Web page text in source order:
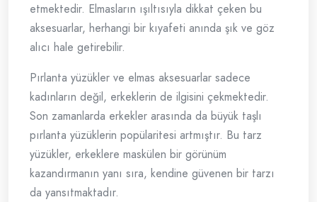
etmektedir. Elmasların ışıltısıyla dikkat çeken bu
aksesuarlar, herhangi bir kıyafeti anında şık ve göz
alıcı hale getirebilir.
Pırlanta yüzükler ve elmas aksesuarlar sadece
kadınların değil, erkeklerin de ilgisini çekmektedir.
Son zamanlarda erkekler arasında da büyük taşlı
pırlanta yüzüklerin popülaritesi artmıştır. Bu tarz
yüzükler, erkeklere maskülen bir görünüm
kazandırmanın yanı sıra, kendine güvenen bir tarzı
da yansıtmaktadır.